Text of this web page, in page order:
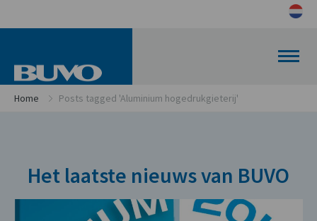
Home Posts tagged 'Aluminium hogedrukgieterij'
Het laatste nieuws van BUVO